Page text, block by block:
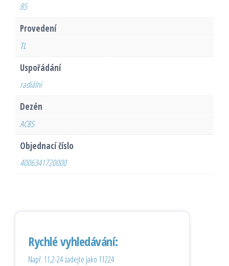
85
Provedení
TL
Uspořádání
radiální
Dezén
AC85
Objednací číslo
4006341720000
Rychlé vyhledávání:
Např. 11,2-24 zadejte jako 11224